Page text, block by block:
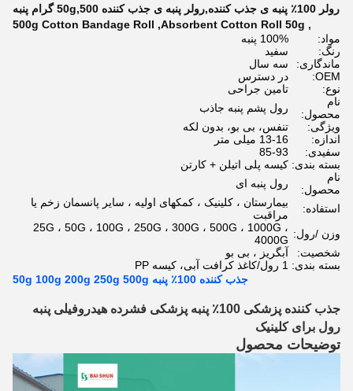
رولر 100٪ پنبه ی جذب کننده,رولر پنبه ی جذب کننده 50g,500 گرام پنبه
,
Absorbent Cotton Roll 50g
,
500g Cotton Bandage Roll
مواد:
100% پنبه
رنگ:
سفید
ماندگاری:
سه سال
OEM:
در دسترس
نوع:
تامین جراحی
نام
محصول:
رول پشم پنبه جاذب
ویژگی:
تنفس، بی بو، بدون لکه
اندازه:
13-16 میلی متر
سفیدی:
85-93
بسته بندی: کیسه پلی اتیلن + کارتن
نام
محصول:
رول پنبه ای
استفاده:
بیمارستان ، کلینیک ، کمکهای اولیه ، سایر پانسمان زخم یا
مراقبت
وزن /رول: 25G ، 50G ، 100G ، 250G ، 300G ، 500G ، 1000G ،
4000G
شخصیت:
آبگریز ، بی بو
بسته بندی: 1 رول/کاغذ کرافت آبی، کیسه PP
جذب کننده 100٪ پنبه 50g 100g 200g 250g 500g
جذب کننده پزشکی 100٪ پنبه پزشکی فشرده هیدروفیلی پنبه
رول برای کلینیک
توضیحات محصول